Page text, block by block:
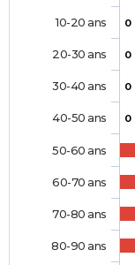
0
0
0
0
10-20 ans
20-30 ans
30-40 ans
40-50 ans
50-60 ans
60-70 ans
70-80 ans
80-90 ans